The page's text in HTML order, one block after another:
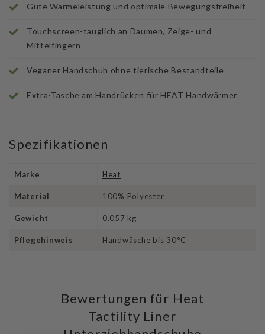
Gute Wärmeleistung und optimale Bewegungsfreiheit
Touchscreen-tauglich an Daumen, Zeige- und
Mittelfingern
Veganer Handschuh ohne tierische Bestandteile
Extra-Tasche am Handrücken für HEAT Handwärmer
Spezifikationen
Marke Heat
Material 100% Polyester
Gewicht 0.057 kg
Pflegehinweis Handwäsche bis 30°C
Bewertungen für Heat
Tactility Liner